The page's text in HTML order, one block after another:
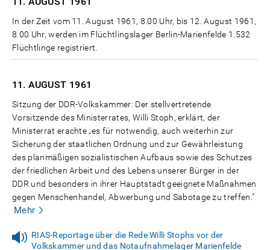
In der Zeit vom 11. August 1961, 8.00 Uhr, bis 12. August 1961,
8.00 Uhr, werden im Flüchtlingslager Berlin-Marienfelde 1.532
Flüchtlinge registriert.
11. AUGUST 1961
Sitzung der DDR-Volkskammer: Der stellvertretende
Vorsitzende des Ministerrates, Willi Stoph, erklärt, der
Ministerrat erachte „es für notwendig, auch weiterhin zur
Sicherung der staatlichen Ordnung und zur Gewährleistung
des planmäßigen sozialistischen Aufbaus sowie des Schutzes
der friedlichen Arbeit und des Lebens unserer Bürger in der
DDR und besonders in ihrer Hauptstadt geeignete Maßnahmen
gegen Menschenhandel, Abwerbung und Sabotage zu treffen."
Mehr
RIAS-Reportage über die Rede Willi Stophs vor der
Volkskammer und das Notaufnahmelager Marienfelde